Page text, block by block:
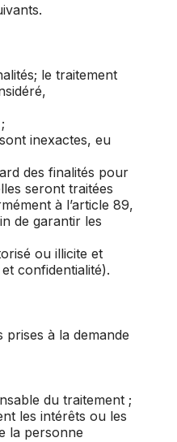
le traitement
inexactes, eu
des finalités pour
seront traitées
à l’article 89,
de garantir les
ou illicite et
confidentialité).
à la demande
du traitement ;
les intérêts ou les
la personne